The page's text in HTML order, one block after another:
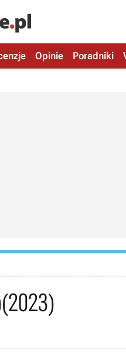
Opinie Poradniki
(2023)